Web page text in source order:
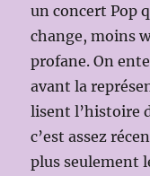
un concert Pop
change, moins
profane. On
avant la
lisent l’histoire
c’est assez
plus seulement